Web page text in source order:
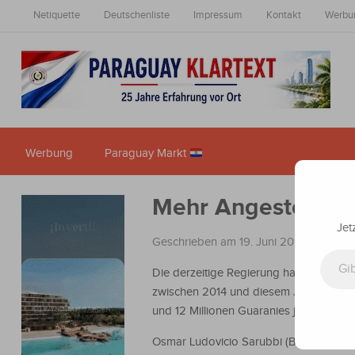
Netiquette Deutschenliste Impressum Kontakt
Werbung Paraguay Markt
Mehr Angestellte
Geschrieben am 19. Juni 2015
Die derzeitige Regierung hat 2013
zwischen 2014 und diesem Jahr
und 12 Millionen Guaranies je Monat.
Osmar Ludovicio Sarubbi